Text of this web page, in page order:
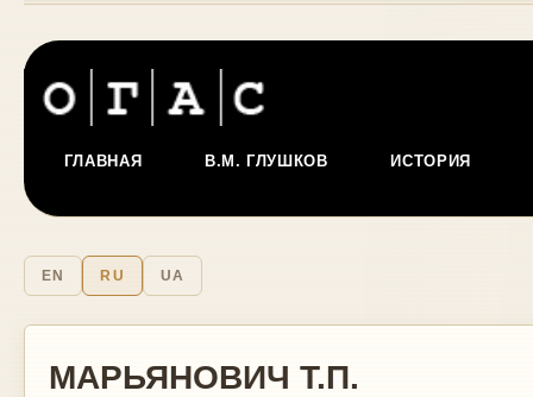
ГЛАВНАЯ В.М. ГЛУШКОВ ИСТОРИЯ
EN RU UA
МАРЬЯНОВИЧ Т.П.